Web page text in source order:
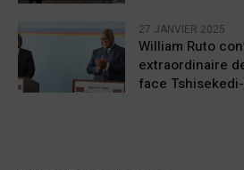
27 JANVIER 2025
William Ruto
extraordinaire
face